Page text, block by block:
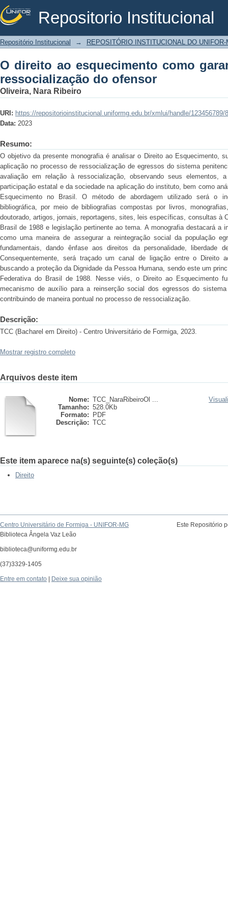
Repositorio Institucional
O direito ao esquecimento como
Repositório Institucional → REPOSITÓRIO INSTITUCIONAL DO UNIFOR-
O direito ao esquecimento como
ressocialização do ofensor
Oliveira, Nara Ribeiro
URI: https://repositorioinstitucional.uniformg.edu.br/xmlui/handle/123456789/
Data: 2023
Resumo:
O objetivo da presente monografia é analisar o Direito ao Esquecimento,
aplicação no processo de ressocialização de egressos do sistema
avaliação em relação à ressocialização, observando seus elementos,
participação estatal e da sociedade na aplicação do instituto, bem como
Esquecimento no Brasil. O método de abordagem utilizado será o
bibliográfica, por meio de bibliografias compostas por livros,
doutorado, artigos, jornais, reportagens, sites, leis específicas, consultas à
Brasil de 1988 e legislação pertinente ao tema. A monografia destacará a
como uma maneira de assegurar a reintegração social da população
fundamentais, dando ênfase aos direitos da personalidade, liberdade
Consequentemente, será traçado um canal de ligação entre o Direito
buscando a proteção da Dignidade da Pessoa Humana, sendo este um
Federativa do Brasil de 1988. Nesse viés, o Direito ao Esquecimento
mecanismo de auxílio para a reinserção social dos egressos do
contribuindo de maneira pontual no processo de ressocialização.
Descrição:
TCC (Bacharel em Direito) - Centro Universitário de Formiga, 2023.
Mostrar registro completo
Arquivos deste item
Nome: TCC_NaraRibeiroOl ...
Tamanho: 528.0Kb
Formato:
PDF
Descrição: TCC
Este item aparece na(s) seguinte(s) coleção(s)
Direito
Centro Universitário de Formiga - UNIFOR-MG
Biblioteca Ângela Vaz Leão
biblioteca@uniformg.edu.br
(37)3329-1405
Este Repositório
Entre em contato Deixe sua opinião